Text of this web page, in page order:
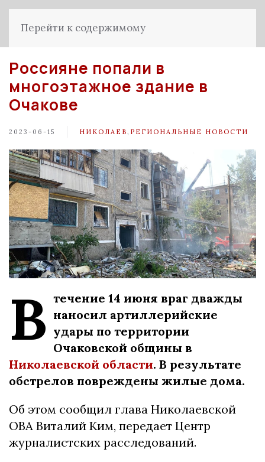
Перейти к содержимому
Россияне попали в
многоэтажное здание в
Очакове
2023-06-15 НИКОЛАЕВ РЕГИОНАЛЬНЫЕ НОВОСТИ
В течение 14 июня враг дважды
наносил артиллерийские
удары по территории
Очаковской общины в
Николаевской области. В результате
обстрелов повреждены жилые дома.
Об этом сообщил глава Николаевской
ОВА Виталий Ким, передает Центр
журналистских расследований.